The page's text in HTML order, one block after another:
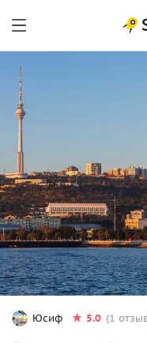
Юсиф 5.0 (1